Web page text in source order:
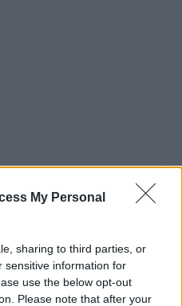
My Personal
sharing to third parties, or
sensitive information for
use the below opt-out
Please note that after your